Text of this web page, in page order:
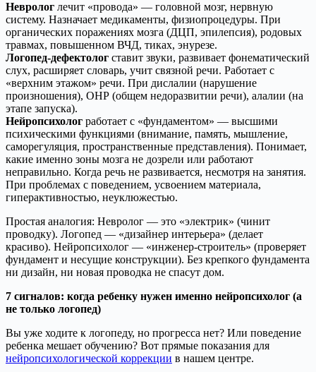
Невролог лечит «провода» — головной мозг, нервную
систему. Назначает медикаменты, физиопроцедуры. При
органических поражениях мозга (ДЦП, эпилепсия), родовых
травмах, повышенном ВЧД, тиках, энурезе.
Логопед-дефектолог ставит звуки, развивает фонематический
слух, расширяет словарь, учит связной речи. Работает с
«верхним этажом» речи. При дислалии (нарушение
произношения), ОНР (общем недоразвитии речи), алалии (на
этапе запуска).
Нейропсихолог работает с «фундаментом» — высшими
психическими функциями (внимание, память, мышление,
саморегуляция, пространственные представления). Понимает,
какие именно зоны мозга не дозрели или работают
неправильно. Когда речь не развивается, несмотря на занятия.
При проблемах с поведением, усвоением материала,
гиперактивностью, неуклюжестью.
Простая аналогия: Невролог — это «электрик» (чинит
проводку). Логопед — «дизайнер интерьера» (делает
красиво). Нейропсихолог — «инженер-строитель» (проверяет
фундамент и несущие конструкции). Без крепкого фундамента
ни дизайн, ни новая проводка не спасут дом.
7 сигналов: когда ребенку нужен именно нейропсихолог (а
не только логопед)
Вы уже ходите к логопеду, но прогресса нет? Или поведение
ребенка мешает обучению? Вот прямые показания для
нейропсихологической коррекции в нашем центре.